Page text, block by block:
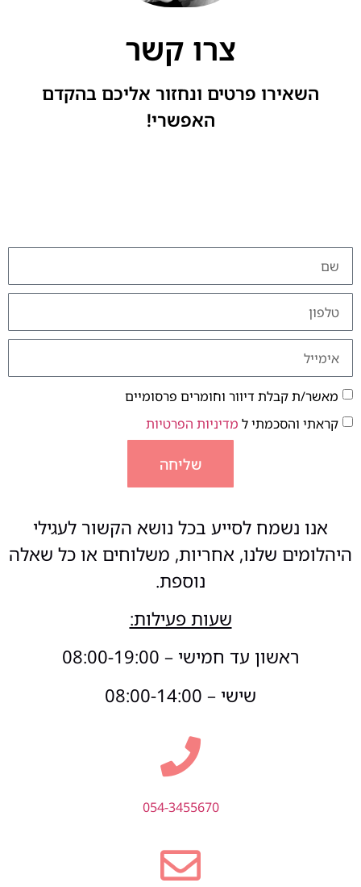
צרו קשר
השאירו פרטים ונחזור אליכם בהקדם
האפשרי!
מאשר/ת קבלת דיוור וחומרים פרסומיים
קראתי והסכמתי ל מדיניות הפרטיות
שליחה
אנו נשמח לסייע בכל נושא הקשור לעגילי
היהלומים שלנו, אחריות, משלוחים או כל שאלה
נוספת.
שעות פעילות:
ראשון עד חמישי – 08:00-19:00
שישי – 08:00-14:00
054-3455670